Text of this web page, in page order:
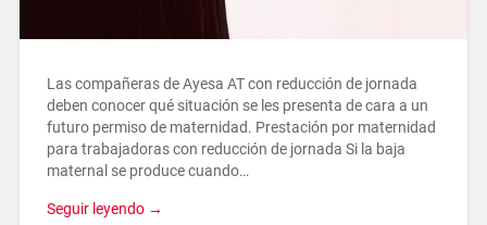
Las compañeras de Ayesa AT con reducción de jornada
deben conocer qué situación se les presenta de cara a un
futuro permiso de maternidad. Prestación por maternidad
para trabajadoras con reducción de jornada Si la baja
maternal se produce cuando…
Seguir leyendo →